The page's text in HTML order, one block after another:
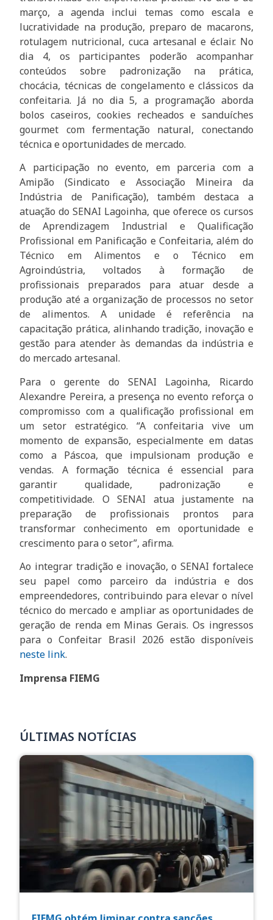
março, a agenda inclui temas como escala e
lucratividade na produção, preparo de macarons,
rotulagem nutricional, cuca artesanal e éclair. No
dia 4, os participantes poderão acompanhar
conteúdos sobre padronização na prática,
chocácia, técnicas de congelamento e clássicos da
confeitaria. Já no dia 5, a programação aborda
bolos caseiros, cookies recheados e sanduíches
gourmet com fermentação natural, conectando
técnica e oportunidades de mercado.
A participação no evento, em parceria com a
Amipão (Sindicato e Associação Mineira da
Indústria de Panificação), também destaca a
atuação do SENAI Lagoinha, que oferece os cursos
de Aprendizagem Industrial e Qualificação
Profissional em Panificação e Confeitaria, além do
Técnico em Alimentos e o Técnico em
Agroindústria, voltados à formação de
profissionais preparados para atuar desde a
produção até a organização de processos no setor
de alimentos. A unidade é referência na
capacitação prática, alinhando tradição, inovação e
gestão para atender às demandas da indústria e
do mercado artesanal.
Para o gerente do SENAI Lagoinha, Ricardo
Alexandre Pereira, a presença no evento reforça o
compromisso com a qualificação profissional em
um setor estratégico. “A confeitaria vive um
momento de expansão, especialmente em datas
como a Páscoa, que impulsionam produção e
vendas. A formação técnica é essencial para
garantir qualidade, padronização e
competitividade. O SENAI atua justamente na
preparação de profissionais prontos para
transformar conhecimento em oportunidade e
crescimento para o setor”, afirma.
Ao integrar tradição e inovação, o SENAI fortalece
seu papel como parceiro da indústria e dos
empreendedores, contribuindo para elevar o nível
técnico do mercado e ampliar as oportunidades de
geração de renda em Minas Gerais. Os ingressos
para o Confeitar Brasil 2026 estão disponíveis
neste link.
Imprensa FIEMG
ÚLTIMAS NOTÍCIAS